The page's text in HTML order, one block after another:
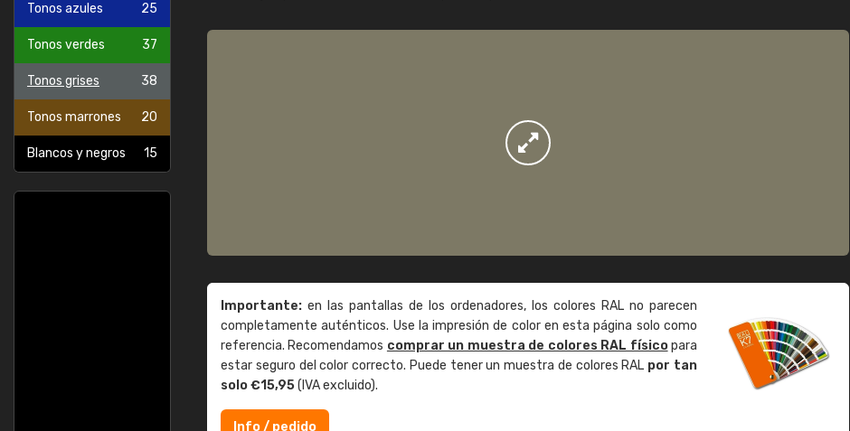
Tonos azules 25
Tonos verdes 37
Tonos grises 38
Tonos marrones 20
Blancos y negros 15
Importante: en las pantallas de los ordenadores, los colores RAL no parecen
completamente auténticos. Use la impresión de color en esta página solo como
referencia. Recomendamos comprar un muestra de colores RAL físicopara
estar seguro del color correcto. Puede tener un muestra de colores RAL por tan
solo €15,95(IVA excluido).
Info / pedido
encontrar/comprar lo que se busca"